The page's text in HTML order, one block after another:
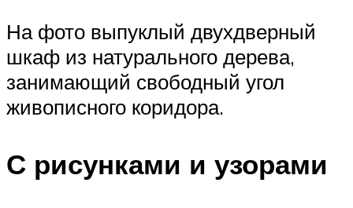
На фото выпуклый двухдверный
шкаф из натурального дерева,
занимающий свободный угол
живописного коридора.
С рисунками и узорами